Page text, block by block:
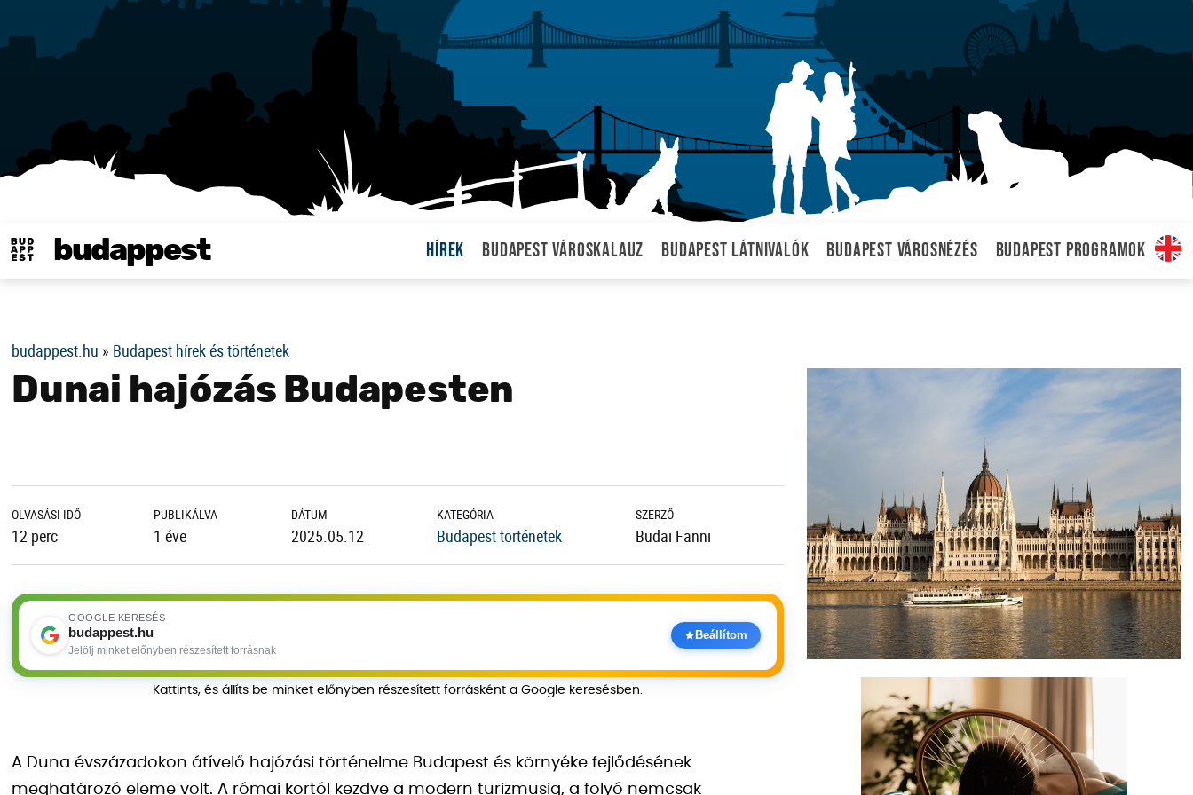
budappest Hírek Budapest városkalauz Budapest látnivalók Budapest városnézés Budapest programok
budappest.hu » Budapest hírek és történetek
Dunai hajózás Budapesten
OLVASÁSI IDŐ
12 perc
PUBLIKÁLVA
1 éve
DÁTUM
2025.05.12
KATEGÓRIA
Budapest történetek
SZERZŐ
Budai Fanni
GOOGLE KERESÉS
budappest.hu
Jelölj minket előnyben részesített forrásnak
Beállítom
Kattints, és állíts be minket előnyben részesített forrásként a Google keresésben.
A Duna évszázadokon átívelő hajózási történelme Budapest és környéke fejlődésének
meghatározó eleme volt. A római kortól kezdve a modern turizmusig, a folyó nemcsak